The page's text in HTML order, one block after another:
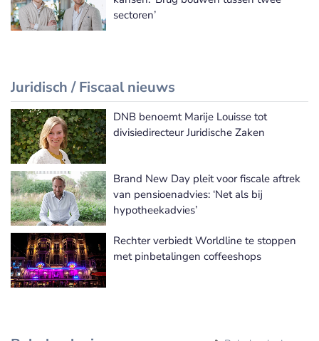
sectoren’
Juridisch / Fiscaal nieuws
Meer Juridisch / Fiscaal nieuws
DNB benoemt Marije Louisse tot
divisiedirecteur Juridische Zaken
Brand New Day pleit voor fiscale aftrek
van pensioenadvies: ‘Net als bij
hypotheekadvies’
Rechter verbiedt Worldline te stoppen
met pinbetalingen coffeeshops